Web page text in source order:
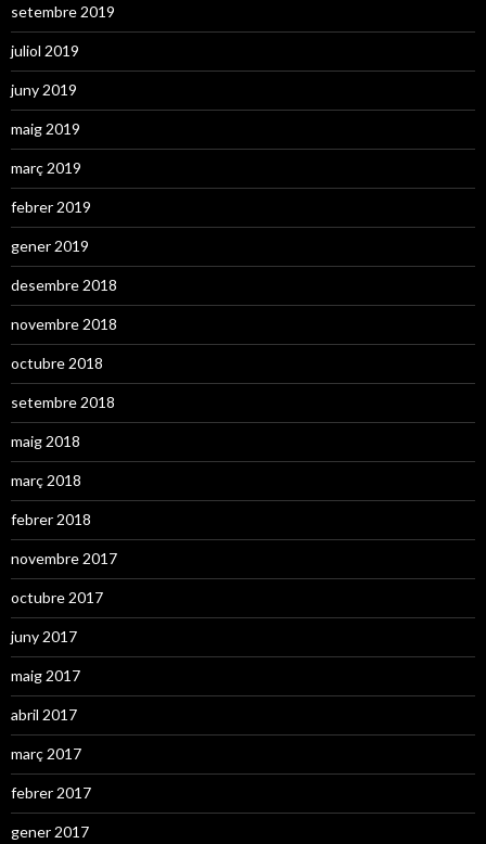
setembre 2019
juliol 2019
juny 2019
maig 2019
març 2019
febrer 2019
gener 2019
desembre 2018
novembre 2018
octubre 2018
setembre 2018
maig 2018
març 2018
febrer 2018
novembre 2017
octubre 2017
juny 2017
maig 2017
abril 2017
març 2017
febrer 2017
gener 2017